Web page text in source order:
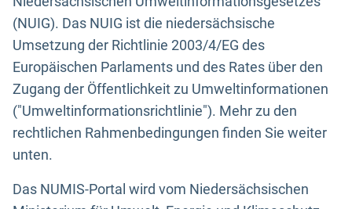
(NUIG). Das NUIG ist die niedersächsische
Umsetzung der Richtlinie 2003/4/EG des
Europäischen Parlaments und des Rates über den
Zugang der Öffentlichkeit zu Umweltinformationen
("Umweltinformationsrichtlinie"). Mehr zu den
rechtlichen Rahmenbedingungen finden Sie weiter
unten.
Das NUMIS-Portal wird vom Niedersächsischen